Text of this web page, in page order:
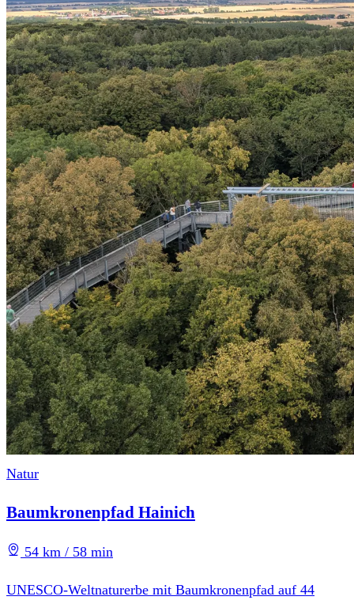
Natur
Baumkronenpfad Hainich
54 km / 58 min
UNESCO-Weltnaturerbe mit Baumkronenpfad auf 44